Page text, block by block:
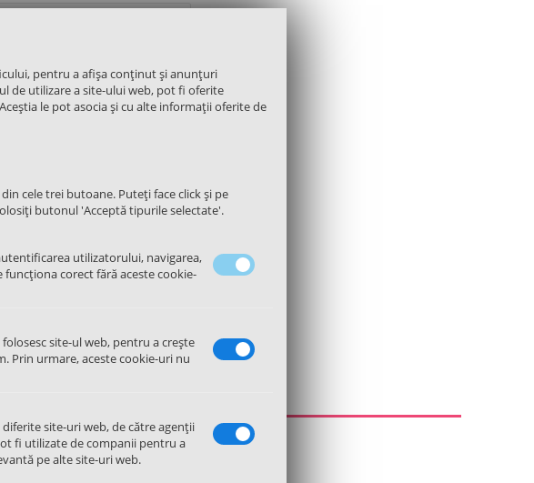
masina de spalat Samsung
Original
ADAUGATI IN COS
pentru a afișa conținut și anunțuri
de utilizare a site-ului web, pot fi oferite
le pot asocia și cu alte informații oferite de
cele trei butoane. Puteți face click și pe
butonul 'Acceptă tipurile selectate'.
utilizatorului, navigarea,
corect fără aceste cookie-
site-ul web, pentru a crește
Prin urmare, aceste cookie-uri nu
site-uri web, de către agenții
fi utilizate de companii pentru a
pe alte site-uri web.